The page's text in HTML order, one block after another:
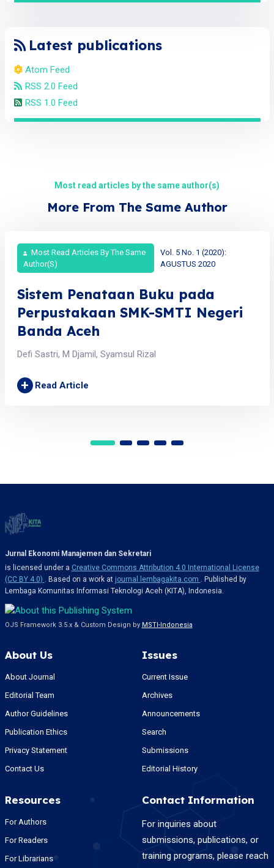
Latest publications
Atom Feed
RSS 2.0 Feed
RSS 1.0 Feed
Most read articles by the same author(s)
More From The Same Author
Most Read Articles By The Same
Author(s)
Vol. 5 No. 1 (2020):
AGUSTUS 2020
Sistem Penataan Buku pada
Perpustakaan SMK-SMTI Negeri
Banda Aceh
Defi Sastri, M Djamil, Syamsul Rizal
+ Read Article
Jurnal Ekonomi Manajemen dan Sekretari
is licensed under a Creative Commons Attribution 4.0 International License
(CC BY 4.0)
. Based on a work at journal.lembagakita.com
. Published by
Lembaga Komunitas Informasi Teknologi Aceh (KITA), Indonesia.
OJS Framework 3.5.x & Custom Design by MSTI-Indonesia
About Us
About Journal
Editorial Team
Author Guidelines
Publication Ethics
Privacy Statement
Contact Us
Issues
Current Issue
Archives
Announcements
Search
Submissions
Editorial History
Resources
For Authors
For Readers
For Librarians
Contact Information
For inquiries about
submissions, publications, or
training programs, please reach